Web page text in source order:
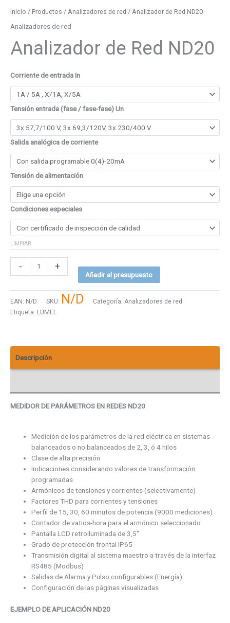
Inicio / Productos / Analizadores de red / Analizador de Red ND20
Analizadores de red
Analizador de Red ND20
Corriente de entrada In
Tensión entrada (fase / fase-fase) Un
Salida analógica de corriente
Tensión de alimentación
Condiciones especiales
LIMPIAR
- +
Añadir al presupuesto
EAN: N/D SKU: N/D Categoría: Analizadores de red
Etiqueta: LUMEL
Descripción
MEDIDOR DE PARÁMETROS EN REDES ND20
Medición de los parámetros de la red eléctrica en sistemas
balanceados o no balanceados de 2, 3, ó 4 hilos
Clase de alta precisión
Indicaciones considerando valores de transformación
programadas
Armónicos de tensiones y corrientes (selectivamente)
Factores THD para corrientes y tensiones
Perfil de 15, 30, 60 minutos de potencia (9000 mediciones)
Contador de vatios-hora para el armónico seleccionado
Pantalla LCD retroiluminada de 3,5″
Grado de protección frontal IP65
Transmisión digital al sistema maestro a través de la interfaz
RS485 (Modbus)
Salidas de Alarma y Pulso configurables (Energía)
Configuración de las páginas visualizadas
EJEMPLO DE APLICACIÓN ND20